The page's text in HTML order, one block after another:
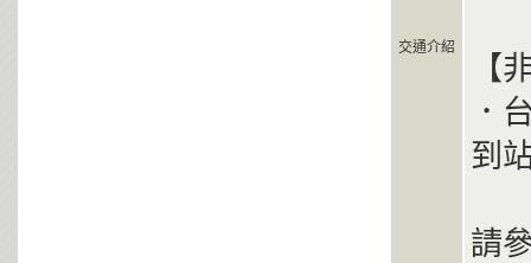
交通介紹
【
．
到
請